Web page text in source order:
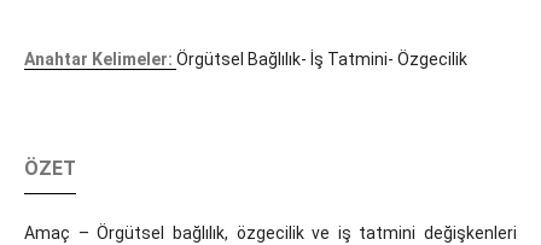
Anahtar Kelimeler: Örgütsel Bağlılık- İş Tatmini- Özgecilik
ÖZET
Amaç – Örgütsel bağlılık, özgecilik ve iş tatmini değişkenleri